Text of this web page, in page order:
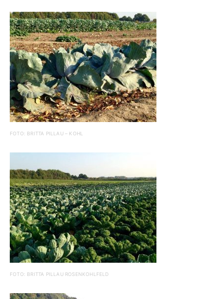
FOTO: BRITTA PILLAU – KOHL
FOTO: BRITTA PILLAU ROSENKOHLFELD